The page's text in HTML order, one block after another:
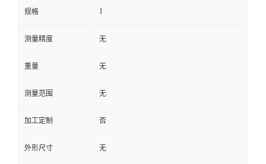
规格 1
测量精度 无
重量 无
测量范围 无
加工定制 否
外形尺寸 无